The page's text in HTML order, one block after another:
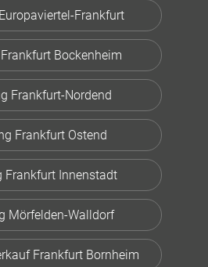
Frankfurt
Bockenheim
Frankfurt-Nordend
Frankfurt Ostend
Frankfurt Innenstadt
Mörfelden-Walldorf
Frankfurt Bornheim